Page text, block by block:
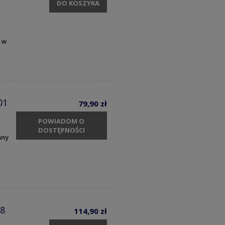
w
DO KOSZYKA
79,90 zł
POWIADOM O
DOSTĘPNOŚCI
114,90 zł